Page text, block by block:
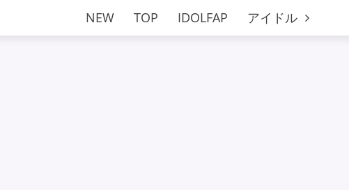
NEW TOP IDOLFAP アイドル